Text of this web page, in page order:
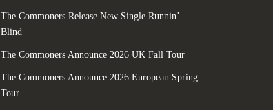
The Commoners Release New Single Runnin’
Blind
The Commoners Announce 2026 UK Fall Tour
The Commoners Announce 2026 European Spring
Tour